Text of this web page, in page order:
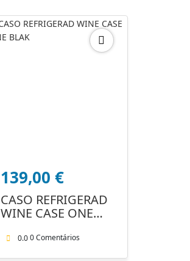
139,00 €
CASO REFRIGERAD
WINE CASE ONE
0.00 Comentários